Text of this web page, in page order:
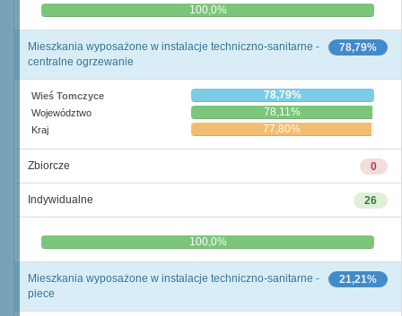
0,0% 100,0%
78,79%
Mieszkania wyposażone w instalacje techniczno-sanitarne -
centralne ogrzewanie
Wieś Tomczyce 78,79%
Województwo 78,11%
Kraj 77,80%
0
Zbiorcze
26
Indywidualne
0,0% 100,0%
21,21%
Mieszkania wyposażone w instalacje techniczno-sanitarne -
piece